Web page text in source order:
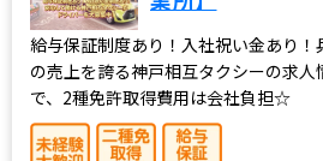
給与保証制度あり！入社祝い金あり！
の売上を誇る神戸相互タクシーの求
で、2種免許取得費用は会社負担☆